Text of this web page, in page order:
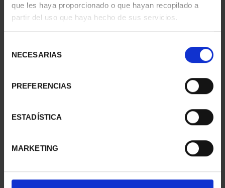
que les haya proporcionado o que hayan recopilado a
partir del uso que haya hecho de sus servicios.
NECESARIAS
PREFERENCIAS
ESTADÍSTICA
MARKETING
SUSCRIPCIÓN
CAPITALES DE
949,00 €
registrados
SUSCRIPCIÓN
CAPITALES DE
949,00 €
registrados